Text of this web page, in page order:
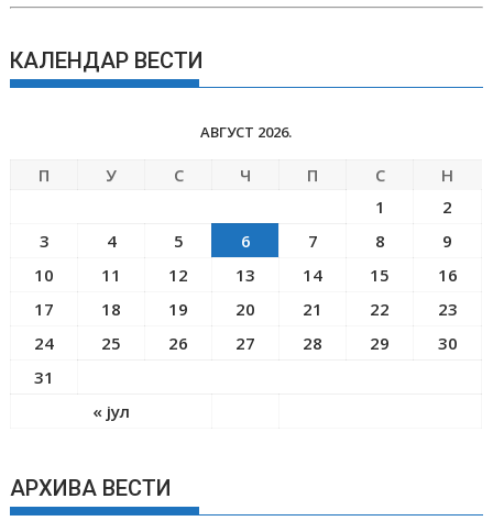
КАЛЕНДАР ВЕСТИ
АВГУСТ 2026.
П У С Ч П С Н
« јул
1
2
3
4 5 6 7 8
9
10
11 12 13 14 15
16
17
18 19 20 21 22
23
24
25 26 27 28 29
30
31
АРХИВА ВЕСТИ